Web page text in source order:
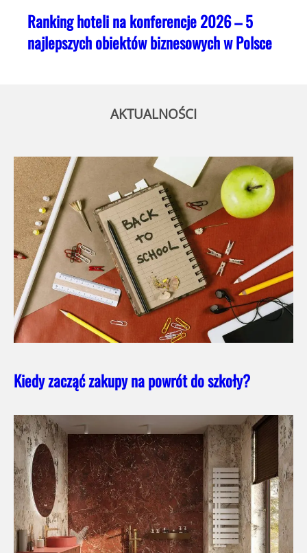
Ranking hoteli na konferencje 2026 – 5
najlepszych obiektów biznesowych w Polsce
AKTUALNOŚCI
Kiedy zacząć zakupy na powrót do szkoły?